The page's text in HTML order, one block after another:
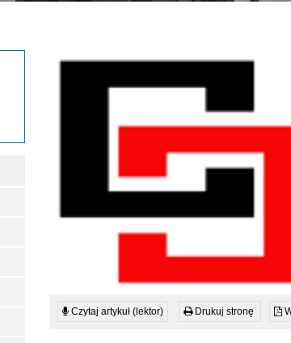
Czytaj artykuł (lektor) Drukuj stronę